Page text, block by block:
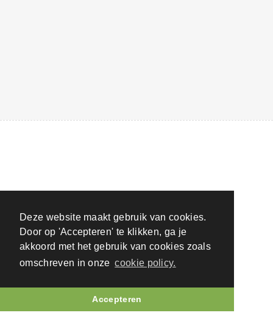
Deze website maakt gebruik van cookies.
Door op 'Accepteren' te klikken, ga je
akkoord met het gebruik van cookies zoals
omschreven in onze cookie policy.
Accepteren
LTF nv - Antwerpseweg 69 - 2440 GEEL
alg. voorwaarden-cookie policy-privacy policy